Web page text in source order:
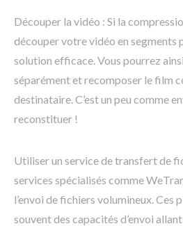
Découper la vidéo : Si la
découper votre vidéo en segments
solution efficace. Vous pourrez
séparément et recomposer le film
destinataire. C’est un peu comme
reconstituer !
Utiliser un service de transfert de
services spécialisés comme
l’envoi de fichiers volumineux.
souvent des capacités d’envoi